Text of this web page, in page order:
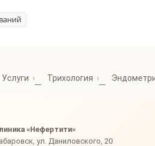
Услуги Трихология
«Нефертити»
ул. Даниловского, 20